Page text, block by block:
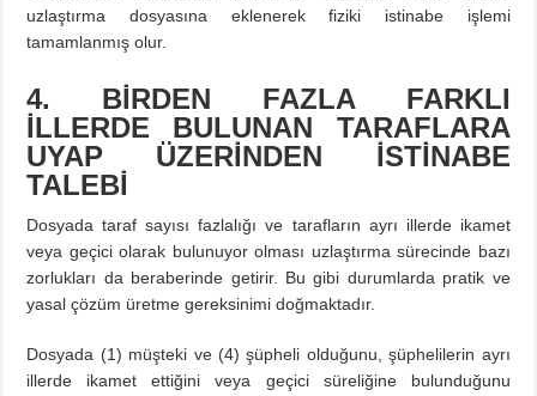
uzlaştırma dosyasına eklenerek fiziki istinabe işlemi
tamamlanmış olur.
4. BİRDEN FAZLA FARKLI
İLLERDE BULUNAN TARAFLARA
UYAP ÜZERİNDEN İSTİNABE
TALEBİ
Dosyada taraf sayısı fazlalığı ve tarafların ayrı illerde ikamet
veya geçici olarak bulunuyor olması uzlaştırma sürecinde bazı
zorlukları da beraberinde getirir. Bu gibi durumlarda pratik ve
yasal çözüm üretme gereksinimi doğmaktadır.
Dosyada (1) müşteki ve (4) şüpheli olduğunu, şüphelilerin ayrı
illerde ikamet ettiğini veya geçici süreliğine bulunduğunu